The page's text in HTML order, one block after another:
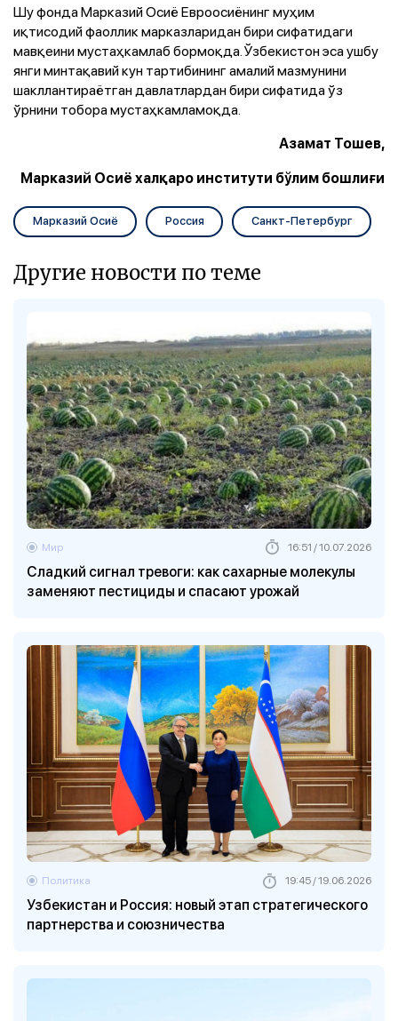
Шу фонда Марказий Осиё Евроосиёнинг муҳим
иқтисодий фаоллик марказларидан бири сифатидаги
мавқеини мустаҳкамлаб бормоқда. Ўзбекистон эса ушбу
янги минтақавий кун тартибининг амалий мазмунини
шакллантираётган давлатлардан бири сифатида ўз
ўрнини тобора мустаҳкамламоқда.
Азамат Тошев,
Марказий Осиё халқаро институти бўлим бошлиғи
Марказий Осиё Россия Санкт-Петербург
Другие новости по теме
Сладкий сигнал тревоги: как сахарные молекулы
заменяют пестициды и спасают урожай
Мир 16:51 / 10.07.2026
Узбекистан и Россия: новый этап стратегического
партнерства и союзничества
Политика 19:45 / 19.06.2026